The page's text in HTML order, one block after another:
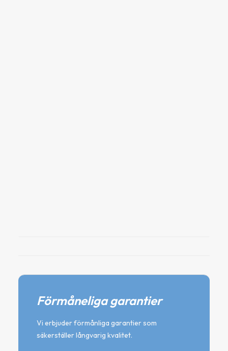
Förmåneliga garantier
Vi erbjuder förmånliga garantier som
säkerställer långvarig kvalitet.